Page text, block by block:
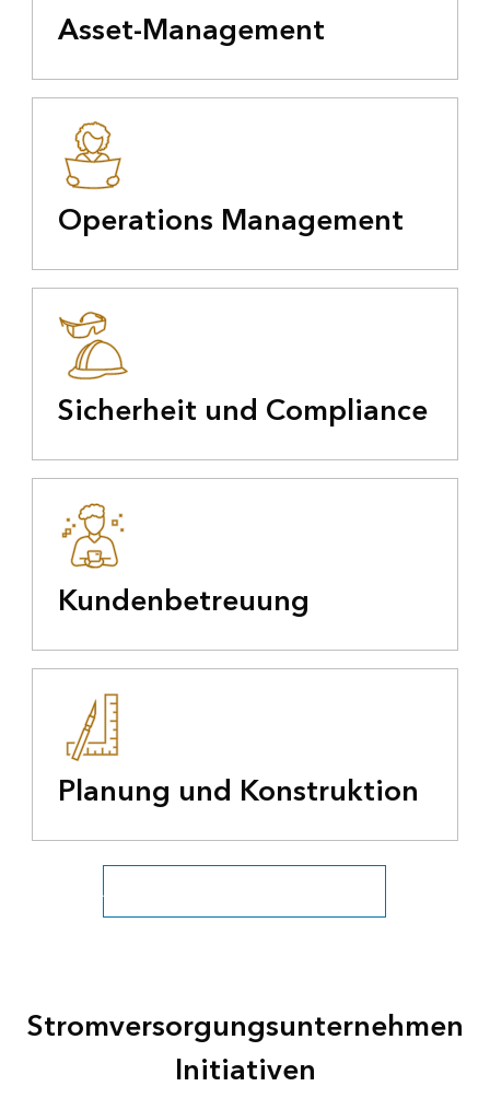
Asset-Management
Operations Management
Sicherheit und Compliance
Kundenbetreuung
Planung und Konstruktion
Alle Versorgungsunternehmen anzeigen
Stromversorgungsunternehmen
Initiativen